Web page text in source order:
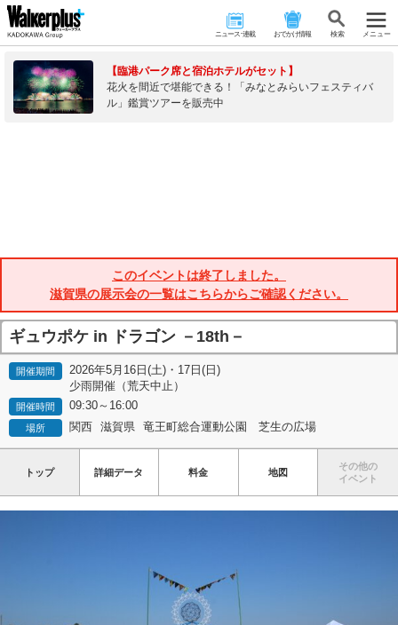
ニュース･連載 おでかけ情報 検 索 メニュー
【臨港パーク席と宿泊ホテルがセット】
花火を間近で堪能できる！「みなとみらいフェスティバ
ル」鑑賞ツアーを販売中
このイベントは終了しました。
滋賀県の展示会の一覧はこちらからご確認ください。
ギュウポケ in ドラゴン －18th－
開催期間
2026年5月16日(土)・17日(日)
少雨開催（荒天中止）
開催時間 09:30～16:00
場所 関西 滋賀県 竜王町総合運動公園 芝生の広場
トップ 詳細データ 料金 地図
その他の
イベント